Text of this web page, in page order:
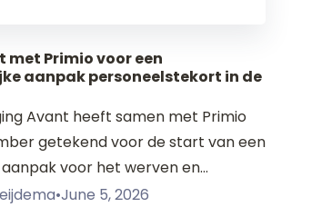
Primio voor een
aanpak personeelstekort in de
Avant heeft samen met Primio
getekend voor de start van een
voor het werven en
zorgmedewerkers. Vanaf 2024 zijn
•June 5, 2026